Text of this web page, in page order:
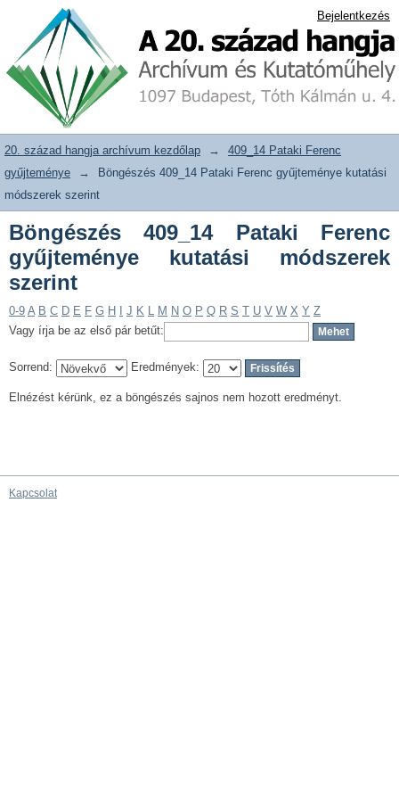
Böngészés 409_14 Pataki Ferenc
gyűjteménye kutatási módszerek
szerint
20. század hangja archívum adattár Bejelentkezés
20. század hangja archívum kezdőlap →
409_14 Pataki Ferenc
gyűjteménye
→
Böngészés 409_14 Pataki Ferenc gyűjteménye kutatási
módszerek szerint
Böngészés 409_14 Pataki Ferenc
gyűjteménye kutatási módszerek
szerint
0-9 A B C D E F G H J K L M N O P Q R S T U V W X Y Z
Vagy írja be az első pár betűt:
Sorrend: Eredmények:
Elnézést kérünk, ez a böngészés sajnos nem hozott eredményt.
Kapcsolat